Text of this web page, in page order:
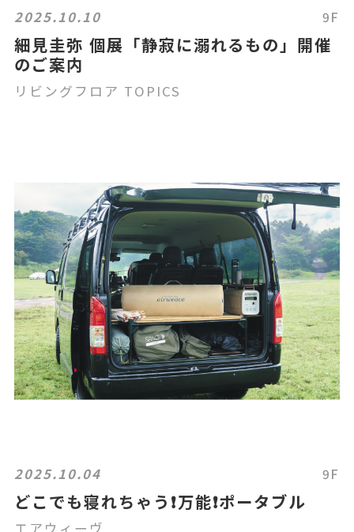
2025.10.10 9F
細見圭弥 個展「静寂に溺れるもの」開催
のご案内
リビングフロア TOPICS
2025.10.04 9F
どこでも寝れちゃう❗️万能❗️ポータブル
エアウィーヴ